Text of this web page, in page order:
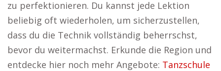
zu perfektionieren. Du kannst jede Lektion
beliebig oft wiederholen, um sicherzustellen,
dass du die Technik vollständig beherrschst,
bevor du weitermachst. Erkunde die Region und
entdecke hier noch mehr Angebote: Tanzschule